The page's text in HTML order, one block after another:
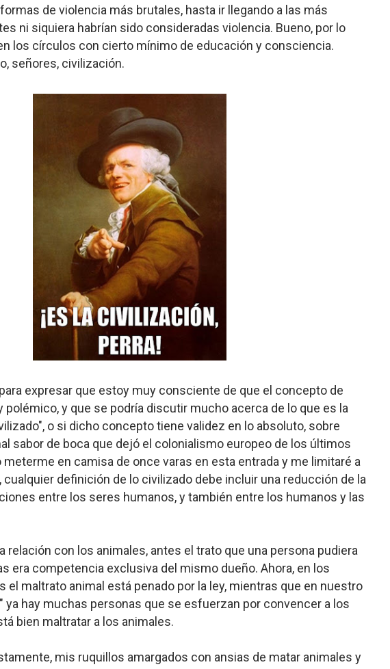
de violencia más brutales, hasta ir llegando a las más
ni siquiera habrían sido consideradas violencia. Bueno, por lo
los círculos con cierto mínimo de educación y consciencia.
señores, civilización.
expresar que estoy muy consciente de que el concepto de
polémico, y que se podría discutir mucho acerca de lo que es la
o si dicho concepto tiene validez en lo absoluto, sobre
sabor de boca que dejó el colonialismo europeo de los últimos
meterme en camisa de once varas en esta entrada y me limitaré a
cualquier definición de lo civilizado debe incluir una reducción de la
entre los seres humanos, y también entre los humanos y las
relación con los animales, antes el trato que una persona pudiera
era competencia exclusiva del mismo dueño. Ahora, en los
el maltrato animal está penado por la ley, mientras que en nuestro
ya hay muchas personas que se esfuerzan por convencer a los
bien maltratar a los animales.
mis ruquillos amargados con ansias de matar animales y